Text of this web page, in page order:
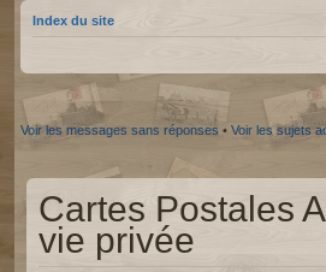
Index du site
Voir les messages sans réponses • Voir les sujets
Cartes Postales
vie privée